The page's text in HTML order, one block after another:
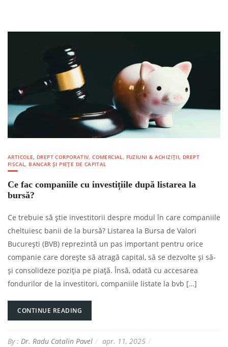
ARTICOLE, DREPT CORPORATIV, COMERCIAL, FUZIUNI & ACHIZIȚII, DREPT
FISCAL, BANCAR ȘI PIEȚE DE CAPITAL
Ce fac companiile cu investițiile după listarea la
bursă?
Ce trebuie să știe investitorii despre modul în care companiile
cheltuiesc banii de la bursă? Listarea la Bursa de Valori
București (BVB) reprezintă un pas important pentru orice
companie care dorește să atragă capital, să se dezvolte și să-
și consolideze poziția pe piață. Însă, odată cu accesarea
fondurilor de la investitori, companiile listate la bvb […]
CONTINUE READING
By : Dr. Radu Catalin Pavel apr. 11, 2025